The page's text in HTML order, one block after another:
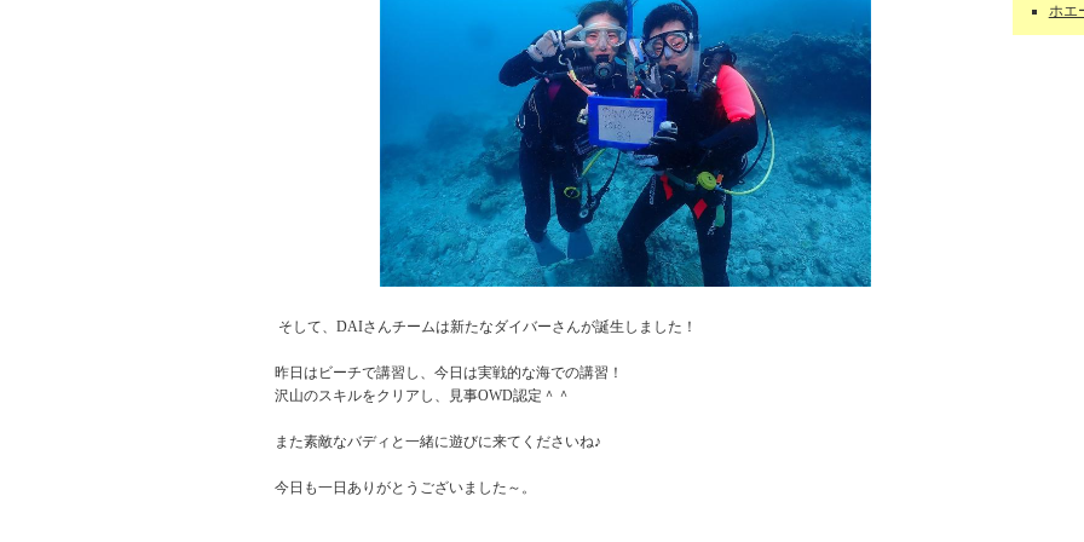
そして、DAIさんチームは新たなダイバーさんが誕生しました！
昨日はビーチで講習し、今日は実戦的な海での講習！
沢山のスキルをクリアし、見事OWD認定＾＾
また素敵なバディと一緒に遊びに来てくださいね♪
今日も一日ありがとうございました～。
ホエ